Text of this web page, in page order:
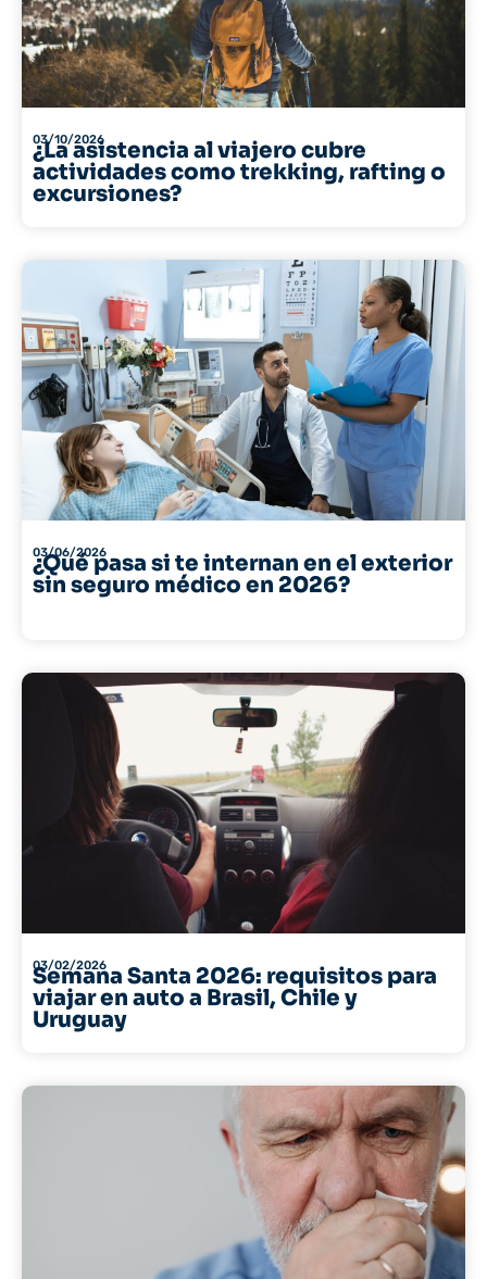
03/10/2026
¿La asistencia al viajero cubre
actividades como trekking, rafting o
excursiones?
03/06/2026
¿Qué pasa si te internan en el exterior
sin seguro médico en 2026?
03/02/2026
Semana Santa 2026: requisitos para
viajar en auto a Brasil, Chile y
Uruguay